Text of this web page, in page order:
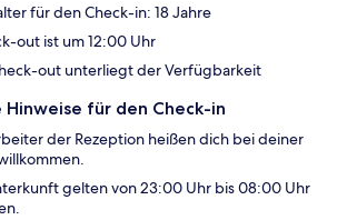
für den Check-in: 18 Jahre
out ist um 12:00 Uhr
out unterliegt der Verfügbarkeit
Hinweise für den Check-in
der Rezeption heißen dich bei deiner
gelten von 23:00 Uhr bis 08:00 Uhr